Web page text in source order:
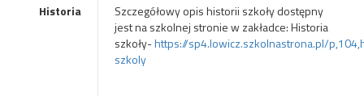
Historia
Szczegółowy opis historii szkoły dostępny
jest na szkolnej stronie w zakładce: Historia
szkoły-https://sp4.lowicz.szkolnastrona.pl/
szkoly